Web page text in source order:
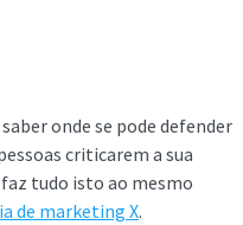
onde se pode defender
criticarem a sua
tudo isto ao mesmo
de marketing X.